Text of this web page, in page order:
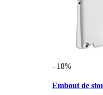
- 18%
Embout de